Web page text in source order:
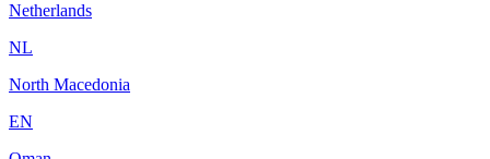
Netherlands
NL
North Macedonia
EN